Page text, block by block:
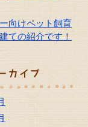
向けペット飼育
ての紹介です！